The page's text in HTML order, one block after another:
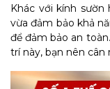
Khác với kính sườn
vừa đảm bảo khả
để đảm bảo an
trí này, bạn nên cân